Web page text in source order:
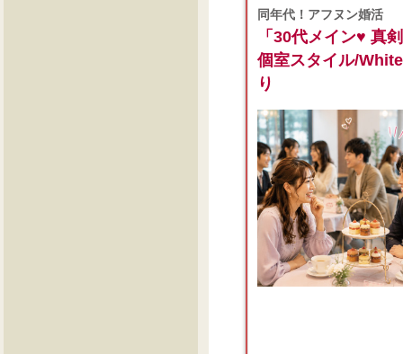
同年代！アフヌン婚活
「30代メイン♥ 真
個室スタイル/
り